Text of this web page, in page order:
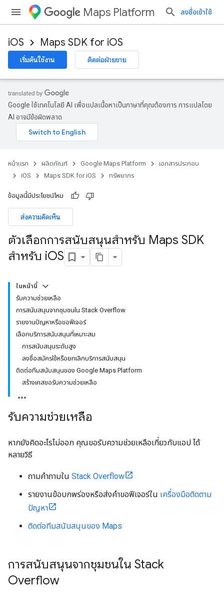
Maps Platform ลงชื่อเข้าใช้
iOS Maps SDK for iOS
เริ่มต้นใช้งาน ติดต่อฝ่ายขาย
Google ใช้เทคโนโลยี AI เพื่อแปลเนื้อหาเป็นภาษาที่คุณต้องการ การแปลโดย
AI อาจมีข้อผิดพลาด
หน้าแรก ผลิตภัณฑ์ Google Maps Platform
เอกสารประกอบ
iOS
Maps SDK for iOS ทรัพยากร
ข้อมูลนี้มีประโยชน์ไหม
ส่งความคิดเห็น
ตัวเลือกการสนับสนุนสำหรับ Maps SDK
สำหรับ iOS
ในหน้านี้
รับความช่วยเหลือ
การสนับสนุนจากชุมชนใน Stack Overflow
รายงานปัญหาหรือขอฟีเจอร์
เลือกบริการสนับสนุนที่เหมาะสม
การสนับสนุนระดับสูง
ลงชื่อสมัครใช้หรือยกเลิกบริการสนับสนุน
ติดต่อทีมสนับสนุนของ Google Maps Platform
สร้างเคสขอรับความช่วยเหลือ
รับความช่วยเหลือ
หากยังคิดอะไรไม่ออก คุณขอรับความช่วยเหลือเกี่ยวกับแอป ได้
หลายวิธี
ถามคำถามใน Stack Overflow
รายงานข้อบกพร่องหรือส่งคำขอฟีเจอร์ใน เครื่องมือติดตาม
ปัญหา
ติดต่อทีมสนับสนุนของ Maps
การสนับสนุนจากชุมชนใน Stack
Overflow